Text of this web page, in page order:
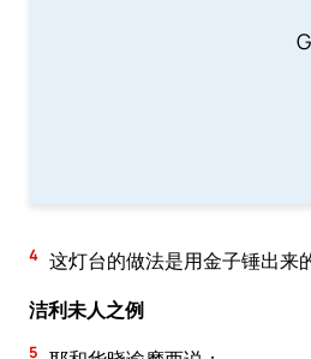
4 这灯台的做法是用金子锤出来
洁利未人之例
5